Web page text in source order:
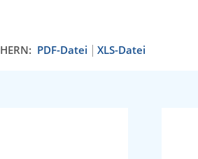
PDF-Datei XLS-Datei